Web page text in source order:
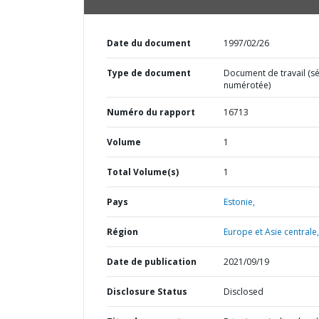
Date du document 1997/02/26
Type de document
Document de travail
numérotée)
Numéro du rapport 16713
Volume 1
Total Volume(s) 1
Pays Estonie,
Région Europe et Asie centrale,
Date de publication 2021/09/19
Disclosure Status Disclosed